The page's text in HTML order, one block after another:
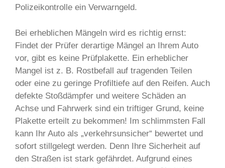
Polizeikontrolle ein Verwarngeld.
Bei erheblichen Mängeln wird es richtig ernst:
Findet der Prüfer derartige Mängel an Ihrem Auto
vor, gibt es keine Prüfplakette. Ein erheblicher
Mangel ist z. B. Rostbefall auf tragenden Teilen
oder eine zu geringe Profiltiefe auf den Reifen. Auch
defekte Stoßdämpfer und weitere Schäden an
Achse und Fahrwerk sind ein triftiger Grund, keine
Plakette erteilt zu bekommen! Im schlimmsten Fall
kann Ihr Auto als „verkehrsunsicher“ bewertet und
sofort stillgelegt werden. Denn Ihre Sicherheit auf
den Straßen ist stark gefährdet. Aufgrund eines